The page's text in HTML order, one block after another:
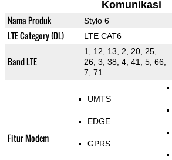
Komunikasi
Nama Produk Stylo 6
LTE Category (DL) LTE CAT6
Band LTE
1, 12, 13, 2, 20, 25,
26, 3, 38, 4, 41, 5, 66,
7, 71
Fitur Modem
UMTS
EDGE
GPRS